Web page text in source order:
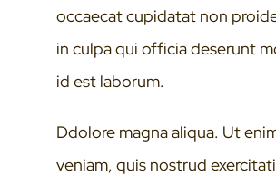
occaecat cupidatat non
in culpa qui officia deserunt
id est laborum.
Ddolore magna aliqua. Ut
veniam, quis nostrud